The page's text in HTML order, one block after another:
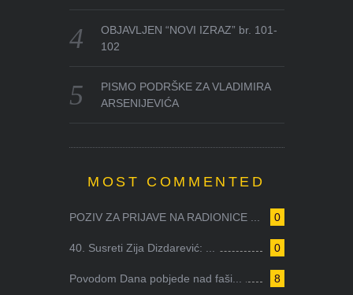
OBJAVLJEN “NOVI IZRAZ” br. 101-
102
PISMO PODRŠKE ZA VLADIMIRA
ARSENIJEVIĆA
MOST COMMENTED
0
POZIV ZA PRIJAVE NA RADIONICE ...
0
40. Susreti Zija Dizdarević: ...
8
Povodom Dana pobjede nad faši...